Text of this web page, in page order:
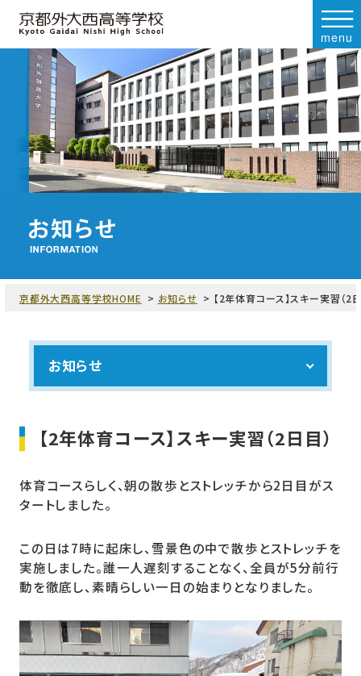
menu
京都外大西高等学校HOME お知らせ 【2年体育コース】スキー実習（2
お知らせ
【2年体育コース】スキー実習（2日目）
体育コースらしく、朝の散歩とストレッチから2日目がス
タートしました。
この日は7時に起床し、雪景色の中で散歩とストレッチを
実施しました。誰一人遅刻することなく、全員が5分前行
動を徹底し、素晴らしい一日の始まりとなりました。